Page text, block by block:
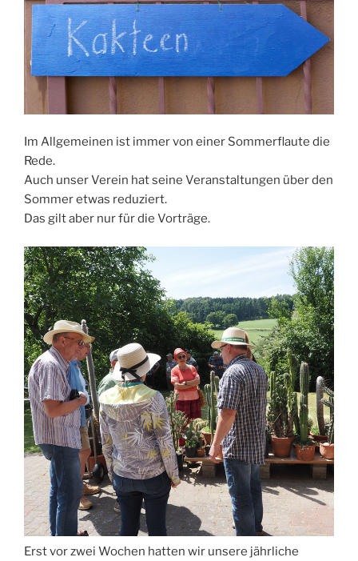
Im Allgemeinen ist immer von einer Sommerflaute die
Rede.
Auch unser Verein hat seine Veranstaltungen über den
Sommer etwas reduziert.
Das gilt aber nur für die Vorträge.
Erst vor zwei Wochen hatten wir unsere jährliche